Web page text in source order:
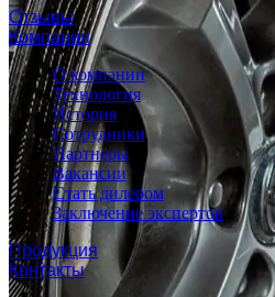
Отзывы
Компания
О компании
Технология
История
Сотрудники
Партнеры
Вакансии
Стать дилером
Заключение экспертов
Продукция
Контакты